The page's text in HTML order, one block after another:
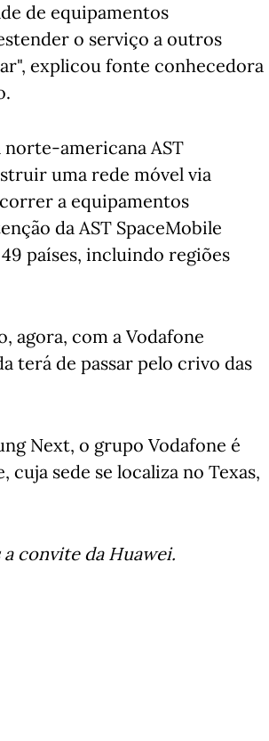
de equipamentos
o serviço a outros
explicou fonte conhecedora
norte-americana AST
uma rede móvel via
a equipamentos
da AST SpaceMobile
países, incluindo regiões
agora, com a Vodafone
terá de passar pelo crivo das
Next, o grupo Vodafone é
sede se localiza no Texas,
convite da Huawei.